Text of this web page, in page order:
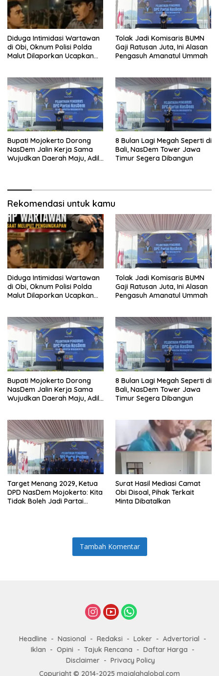
Diduga Intimidasi Wartawan
di Obi, Oknum Polisi Polda
Malut Dilaporkan Ucapkan
Tolak Jadi Komisaris BUMN
Gaji Ratusan Juta, Ini Alasan
Pengasuh Amanatul Ummah
Bupati Mojokerto Dorong
NasDem Jalin Kerja Sama
Wujudkan Daerah Maju, Adil,
8 Bulan Lagi Megah Seperti di
Bali, NasDem Tower Jawa
Timur Segera Dibangun
Rekomendasi untuk kamu
Diduga Intimidasi Wartawan
di Obi, Oknum Polisi Polda
Malut Dilaporkan Ucapkan
Tolak Jadi Komisaris BUMN
Gaji Ratusan Juta, Ini Alasan
Pengasuh Amanatul Ummah
Bupati Mojokerto Dorong
NasDem Jalin Kerja Sama
Wujudkan Daerah Maju, Adil,
8 Bulan Lagi Megah Seperti di
Bali, NasDem Tower Jawa
Timur Segera Dibangun
Target Menang 2029, Ketua
DPD NasDem Mojokerto: Kita
Tidak Boleh Jadi Partai
Surat Hasil Mediasi Camat
Obi Disoal, Pihak Terkait
Minta Dibatalkan
Tambah Komentar
Headline Nasional Redaksi Loker
Advertorial
Iklan
Opini Tajuk Rencana
Daftar Harga
Disclaimer
Privacy Policy
Copyright © 2014-2025 majalahglobal.com